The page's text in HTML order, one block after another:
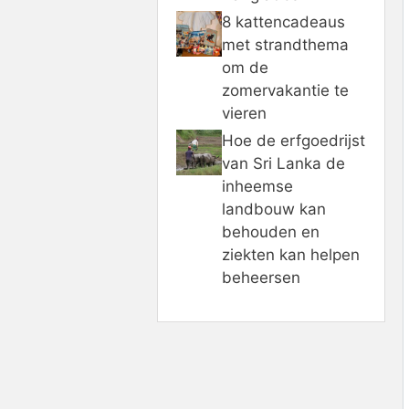
8 kattencadeaus
met strandthema
om de
zomervakantie te
vieren
Hoe de erfgoedrijst
van Sri Lanka de
inheemse
landbouw kan
behouden en
ziekten kan helpen
beheersen